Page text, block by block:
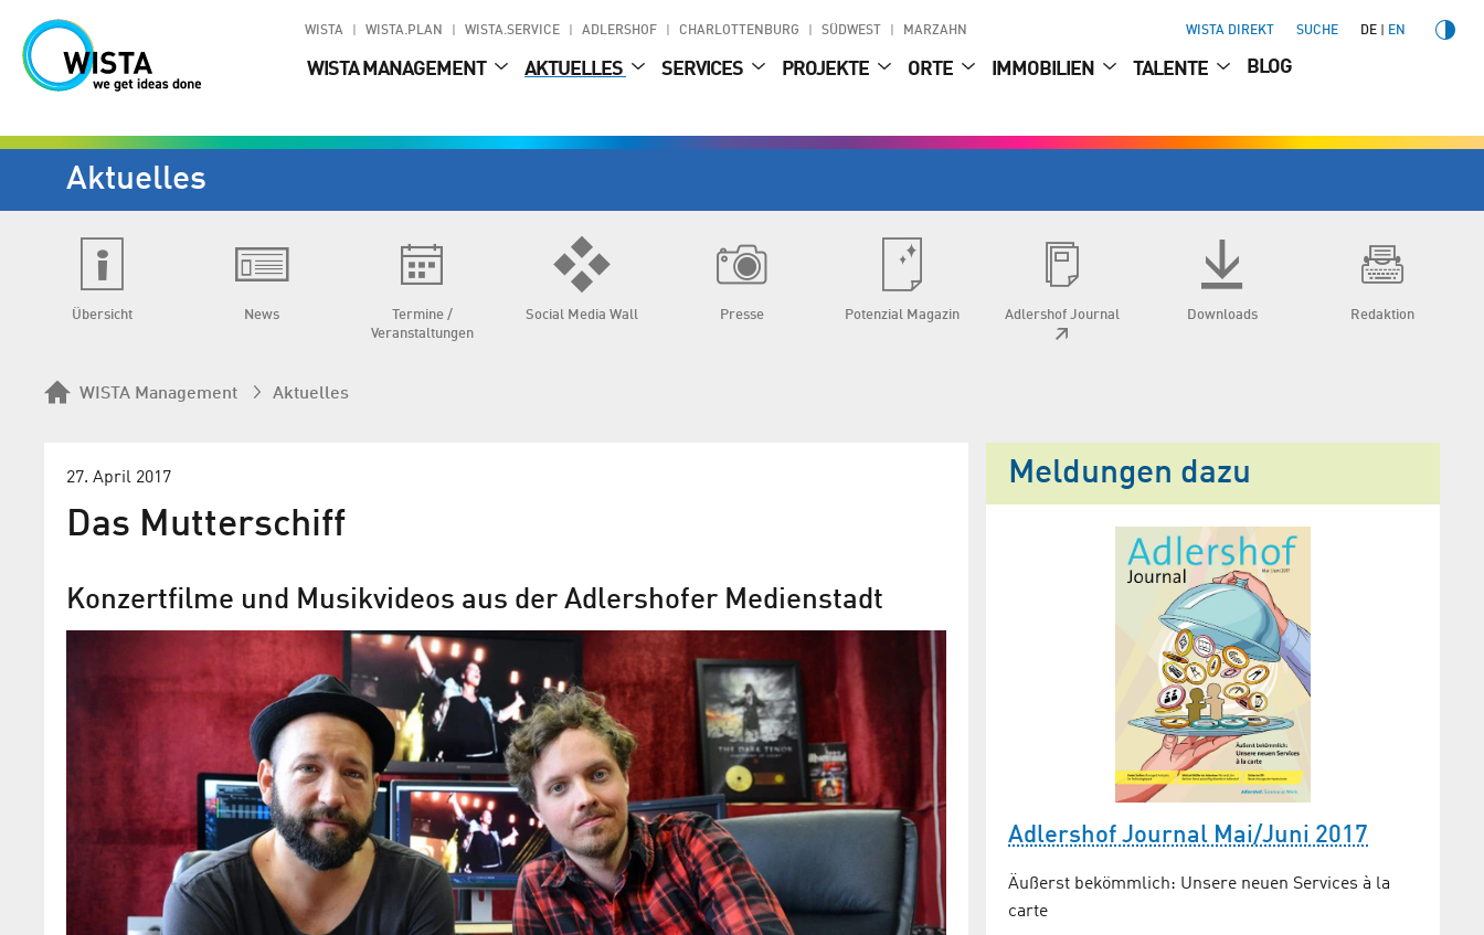
WISTA WISTA.PLAN WISTA.SERVICE ADLERSHOF CHARLOTTENBURG SÜDWEST MARZAHN WISTA DIREKT SUCHE DE EN
WISTA MANAGEMENT AKTUELLES SERVICES PROJEKTE ORTE IMMOBILIEN TALENTE BLOG
Aktuelles
Übersicht News
Termine /
Veranstaltungen
Social Media Wall Presse Potenzial Magazin Adlershof Journal Downloads Redaktion
WISTA Management Aktuelles
27. April 2017
Das Mutterschiff
Konzertfilme und Musikvideos aus der Adlershofer Medienstadt
Meldungen dazu
Adlershof Journal Mai/Juni 2017
Äußerst bekömmlich: Unsere neuen Services à la
carte